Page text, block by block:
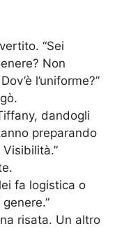
“Sei
Non
l’uniforme?”
dandogli
preparando
fa logistica o
risata. Un altro